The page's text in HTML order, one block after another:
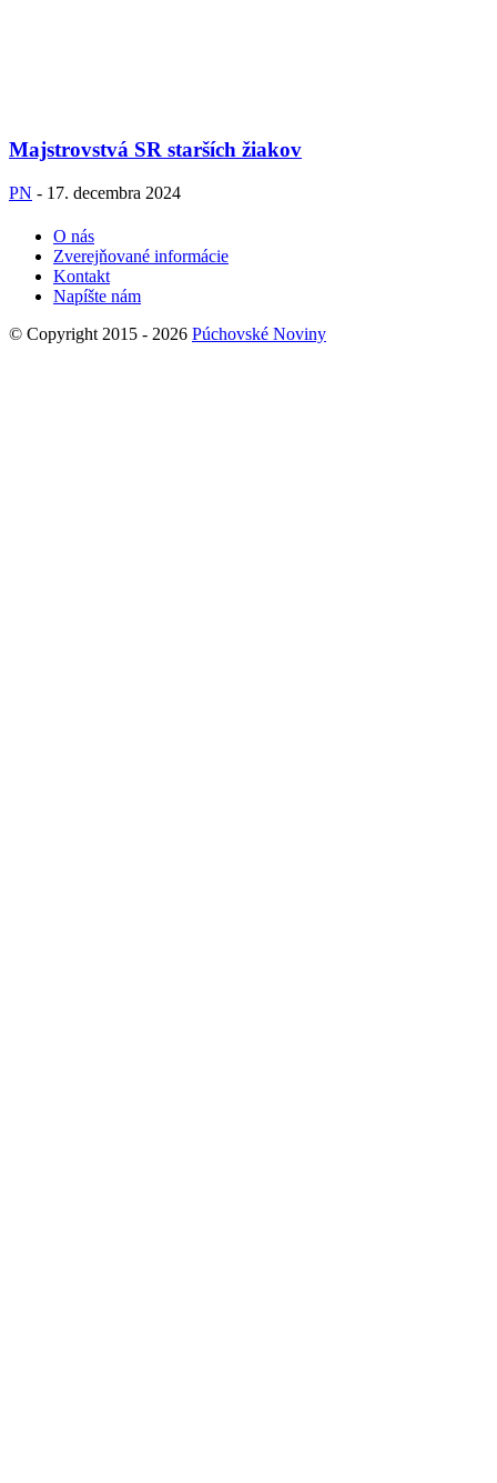
Majstrovstvá SR starších žiakov
PN - 17. decembra 2024
O nás
Zverejňované informácie
Kontakt
Napíšte nám
© Copyright 2015 - 2026 Púchovské Noviny